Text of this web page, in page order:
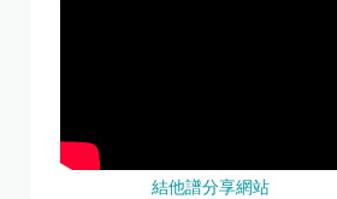
結他譜分享網站